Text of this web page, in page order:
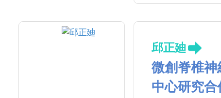
邱正廸
微創脊椎
中心研究合